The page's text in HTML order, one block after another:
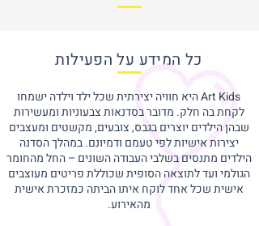
כל המידע על הפעילות
Art Kids היא חוויה יצירתית שכל ילד וילדה ישמחו
לקחת בה חלק. מדובר בסדנאות צבעוניות ומעשירות
שבהן הילדים יוצרים בגבס, צובעים, מקשטים ומעצבים
יצירות אישיות לפי טעמם ודמיונם. במהלך הסדנה
הילדים מתנסים בשלבי העבודה השונים – החל מהחומר
הגולמי ועד לתוצאה הסופית שכוללת פריטים מעוצבים
אישית שכל אחד לוקח איתו הביתה כמזכרת אישית
מהאירוע.